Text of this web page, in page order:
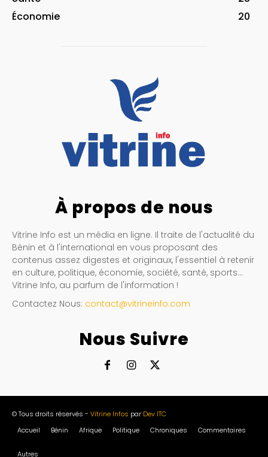
Économie
20
À propos de nous
Vitrine Info est un média en ligne. Il traite de l'actualité du
Bénin et à l'international en vous proposant des
contenus assez digestes et originaux, l'essentiel à retenir
en culture, politique, économie, société, santé, sports…
Vitrine Info, au parfum de l'information !
Contactez Nous: contact@vitrineinfo.com
Nous Suivre
© Tous droits réservés - Vitrine Infos par Dev ITC
Accueil
Bénin Afrique Politique Chroniques Commentaires
Autres